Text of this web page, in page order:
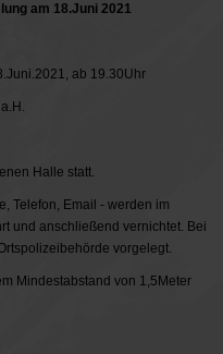
am 18.Juni 2021
ab 19.30Uhr
Halle statt.
Telefon, Email - werden im
und anschließend vernichtet. Bei
vorgelegt.
Mindestabstand von 1,5Meter